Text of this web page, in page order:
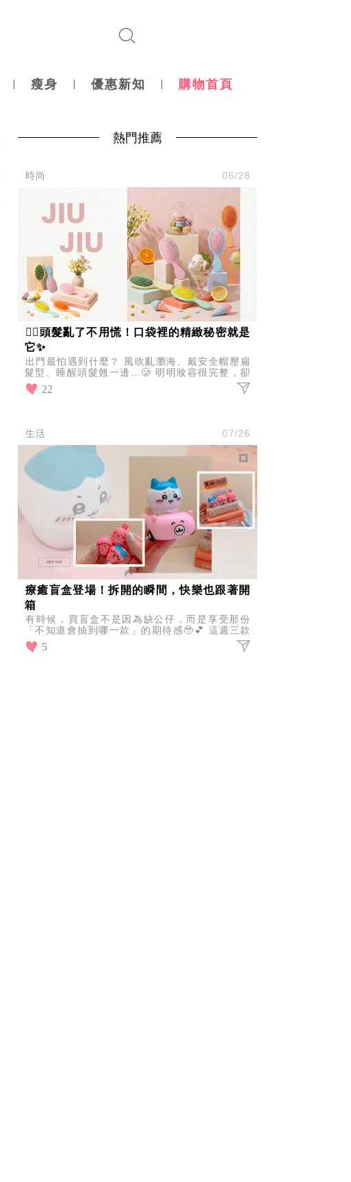
瘦身 優惠新知 購物首頁
熱門推薦
時尚 06/28
💇‍♀️頭髮亂了不用慌！口袋裡的精緻秘密就是
它✨
出門最怕遇到什麼？ 風吹亂瀏海、戴安全帽壓扁
髮型、睡醒頭髮翹一邊…🥲 明明妝容很完整，卻
因為頭髮亂了，整體精緻感瞬間扣分。 這時候，
一把方便攜帶的梳子真的超
22
生活 07/26
療癒盲盒登場！拆開的瞬間，快樂也跟著開
箱
有時候，買盲盒不是因為缺公仔，而是享受那份
「不知道會抽到哪一款」的期待感🥹💕 這週三款
超人氣IP盲盒報到，不管你是哪一派，都有機會抽
到你的命定收藏！
5